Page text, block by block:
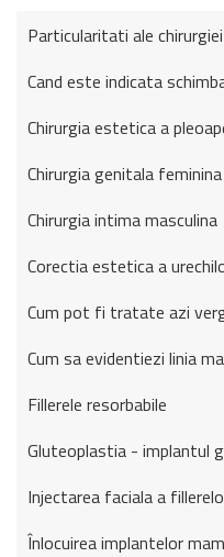
Particularitati ale
Cand este indicata
Chirurgia estetica a
Chirurgia genitala feminina
Chirurgia intima masculina
Corectia estetica a
Cum pot fi tratate azi
Cum sa evidentiezi linia
Fillerele resorbabile
Gluteoplastia - implantul
Injectarea faciala a
Înlocuirea implantelor